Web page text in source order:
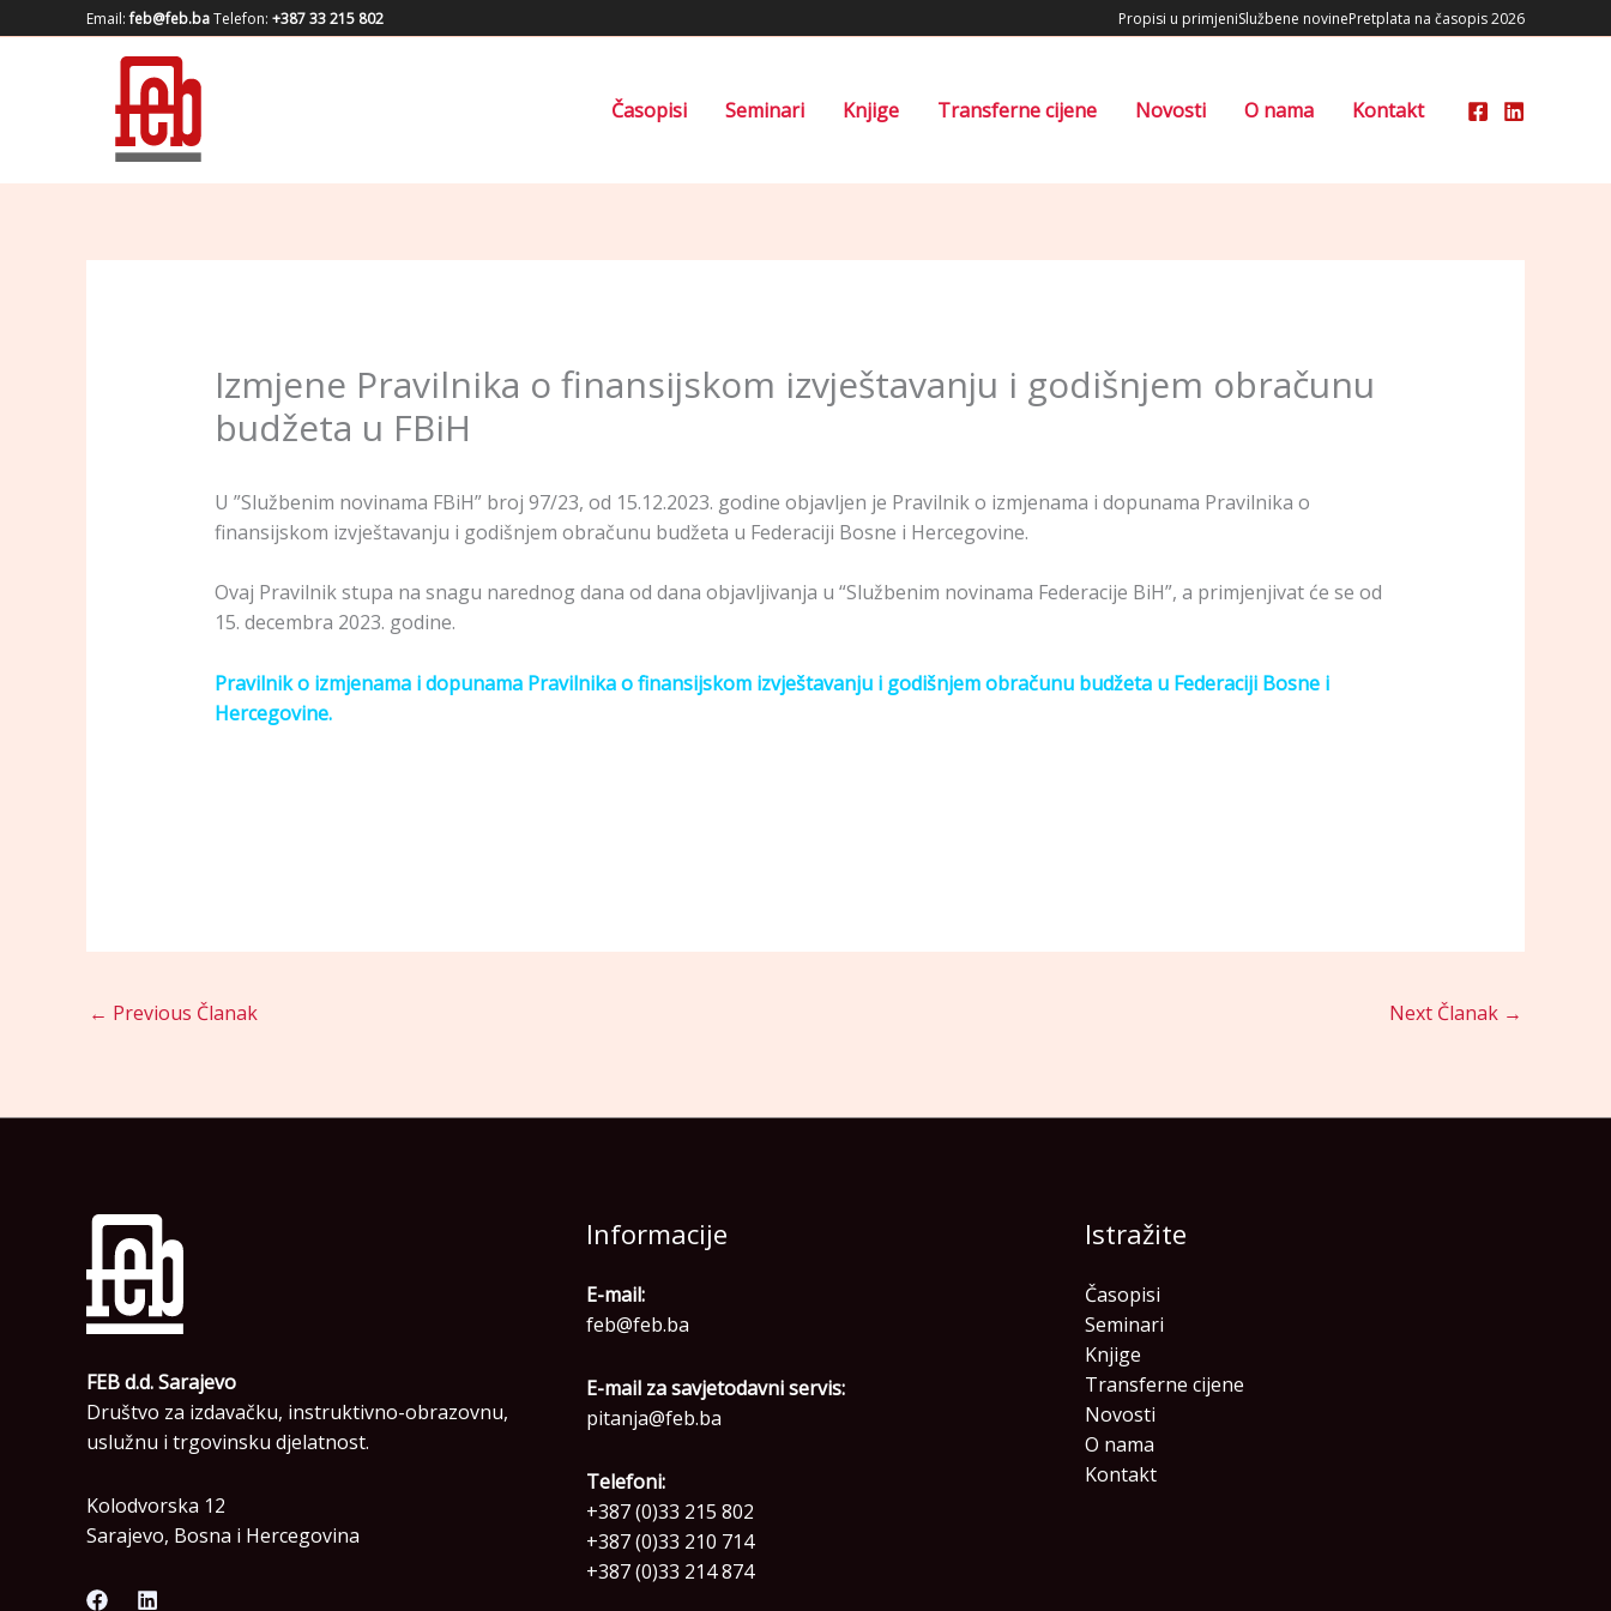
to
Email:feb@feb.baTelefon: +387 33 215 802 Propisi u primjeniSlužbene novinePretplata na časopis 2026
Časopisi Seminari Knjige Transferne cijene Novosti O nama Kontakt
Izmjene Pravilnika o finansijskom izvještavanju i godišnjem obračunu
budžeta u FBiH
U ”Službenim novinama FBiH” broj 97/23, od 15.12.2023. godine objavljen je Pravilnik o izmjenama i dopunama Pravilnika o
finansijskom izvještavanju i godišnjem obračunu budžeta u Federaciji Bosne i Hercegovine.
Ovaj Pravilnik stupa na snagu narednog dana od dana objavljivanja u “Službenim novinama Federacije BiH”, a primjenjivat će se od
15. decembra 2023. godine.
Pravilnik o izmjenama i dopunama Pravilnika o finansijskom izvještavanju i godišnjem obračunu budžeta u Federaciji Bosne i
Hercegovine.
← Previous Članak Next Članak →
FEB d.d. Sarajevo
Društvo za izdavačku, instruktivno-obrazovnu,
uslužnu i trgovinsku djelatnost.
Kolodvorska 12
Sarajevo, Bosna i Hercegovina
Informacije
E-mail:
feb@feb.ba
E-mail za savjetodavni servis:
pitanja@feb.ba
Telefoni:
+387 (0)33 215 802
+387 (0)33 210 714
+387 (0)33 214 874
Istražite
Časopisi
Seminari
Knjige
Transferne cijene
Novosti
O nama
Kontakt